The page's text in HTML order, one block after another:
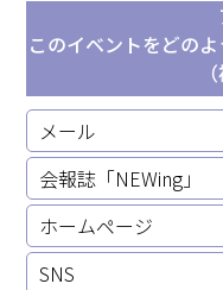
このイベントをどの
メール
会報誌「NEWing」
ホームページ
SNS